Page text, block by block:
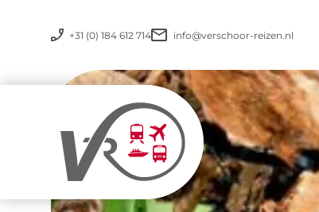
+31 (0) 184 612 714 info@verschoor-reizen.nl